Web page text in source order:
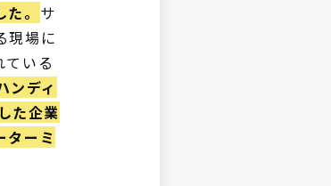
。 サ
現場に
いる
ディ
た企業
ターミ